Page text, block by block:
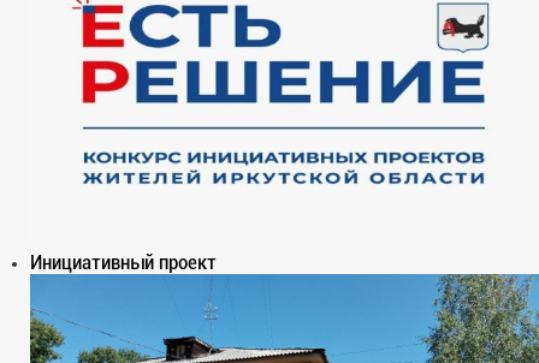
Инициативный проект